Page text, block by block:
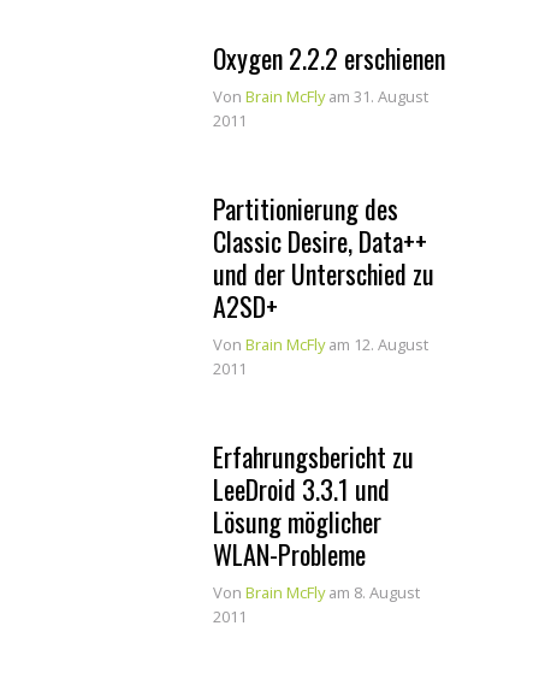
Oxygen 2.2.2 erschienen
Von Brain McFly am 31. August
2011
Partitionierung des
Classic Desire, Data++
und der Unterschied zu
A2SD+
Von Brain McFly am 12. August
2011
Erfahrungsbericht zu
LeeDroid 3.3.1 und
Lösung möglicher
WLAN-Probleme
Von Brain McFly am 8. August
2011